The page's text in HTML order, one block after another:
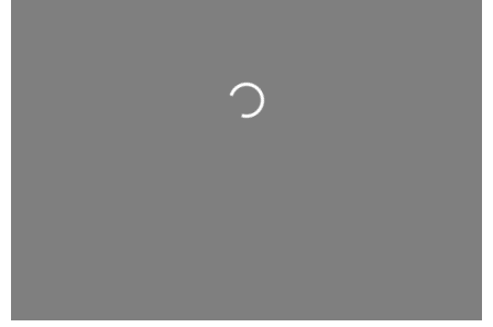
Cargando…